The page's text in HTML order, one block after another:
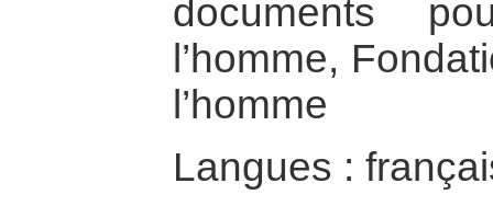
documents
l’homme,
l’homme
Langues :